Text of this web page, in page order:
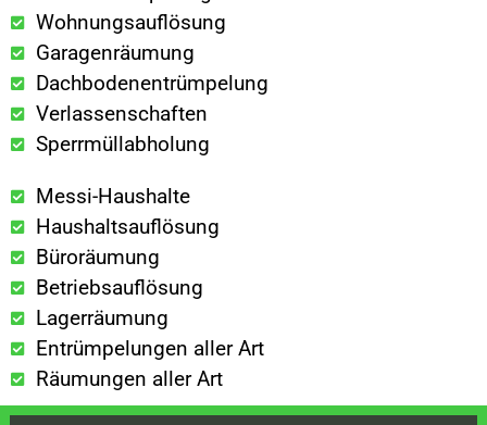
Wohnungsauflösung
Garagenräumung
Dachbodenentrümpelung
Verlassenschaften
Sperrmüllabholung
Messi-Haushalte
Haushaltsauflösung
Büroräumung
Betriebsauflösung
Lagerräumung
Entrümpelungen aller Art
Räumungen aller Art